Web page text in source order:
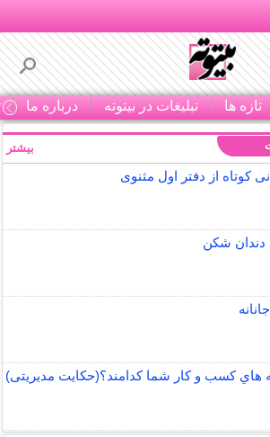
تازه ها تبلیغات در بیتوته درباره ما
کوتاه از دفتر اول مثنوی
دندان شکن
كسب و كار شما كدامند؟(حکایت مدیریتی)
بیشتر